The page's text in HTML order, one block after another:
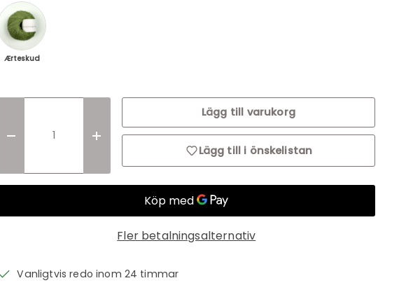
Ærteskud / Pea shoots
Ærteskud
Translation missing: sv.cart.items.decrease_quantity
Translation missing: sv.cart.items.increase_quantity
Lägg till varukorg
Lägg till i önskelistan
Fler betalningsalternativ
Vanligtvis redo inom 24 timmar